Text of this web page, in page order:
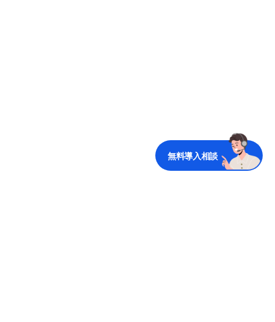
無料導入相談